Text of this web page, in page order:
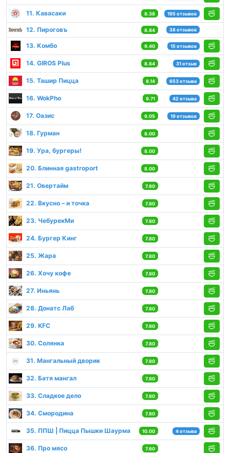
11. Кавасаки 8.38 195 отзывов
12. Пироговъ 8.84 38 отзывов
13. Комбо 9.40 15 отзывов
14. GIROS Plus 8.84 31 отзыв
15. Ташир Пицца 8.14 653 отзыва
16. WokPho 9.71 42 отзыва
17. Оазис 9.05 19 отзывов
18. Гурман 8.00
19. Ура, бургеры! 8.00
20. Блинная gastroport 8.00
21. Овертайм 7.80
22. Вкусно – и точка 7.80
23. ЧебурекМи 7.80
24. Бургер Кинг 7.80
25. Жара 7.80
26. Хочу кофе 7.80
27. Иньянь 7.80
28. Донатс Лаб 7.80
29. KFC 7.80
30. Солянка 7.80
31. Мангальный дворик 7.80
32. Батя мангал 7.80
33. Сладкое дело 7.80
34. Смородина 7.80
35. ППШ | Пицца Пышки Шаурма 10.00 4 отзыва
36. Про мясо 7.60